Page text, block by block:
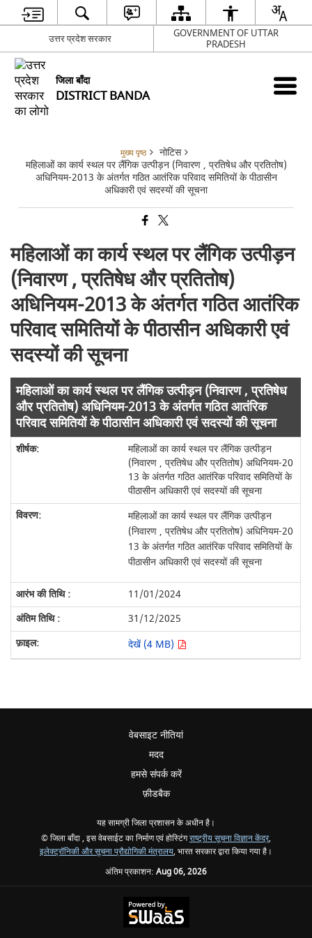
उत्तर प्रदेश सरकार
GOVERNMENT OF UTTAR
PRADESH
जिला बाँदा
DISTRICT BANDA
मुख्य पृष्ठ
नोटिस
महिलाओं का कार्य स्थल पर लैंगिक उत्पीड़न (निवारण , प्रतिषेध और प्रतितोष)
अधिनियम-2013 के अंतर्गत गठित आतंरिक परिवाद समितियों के पीठासीन
अधिकारी एवं सदस्यों की सूचना
महिलाओं का कार्य स्थल पर लैंगिक उत्पीड़न
(निवारण , प्रतिषेध और प्रतितोष)
अधिनियम-2013 के अंतर्गत गठित आतंरिक
परिवाद समितियों के पीठासीन अधिकारी एवं
सदस्यों की सूचना
महिलाओं का कार्य स्थल पर लैंगिक उत्पीड़न (निवारण , प्रतिषेध
और प्रतितोष) अधिनियम-2013 के अंतर्गत गठित आतंरिक
परिवाद समितियों के पीठासीन अधिकारी एवं सदस्यों की सूचना
महिलाओं का कार्य स्थल पर लैंगिक उत्पीड़न
(निवारण , प्रतिषेध और प्रतितोष) अधिनियम-20
13 के अंतर्गत गठित आतंरिक परिवाद समितियों के
पीठासीन अधिकारी एवं सदस्यों की सूचना
महिलाओं का कार्य स्थल पर लैंगिक उत्पीड़न
(निवारण , प्रतिषेध और प्रतितोष) अधिनियम-20
13 के अंतर्गत गठित आतंरिक परिवाद समितियों के
पीठासीन अधिकारी एवं सदस्यों की सूचना
11/01/2024
31/12/2025
देखें (4 MB)
वेबसाइट नीतियां
मदद
हमसे संपर्क करें
फ़ीडबैक
यह सामग्री जिला प्रशासन के अधीन है।
© जिला बाँदा , इस वेबसाईट का निर्माण एवं होस्टिंगराष्ट्रीय सूचना विज्ञान केंद्र,
इलेक्ट्रॉनिकी और सूचना प्रौद्योगिकी मंत्रालय, भारत सरकार द्वारा किया गया है।
अंतिम प्रकाशन: Aug 06, 2026